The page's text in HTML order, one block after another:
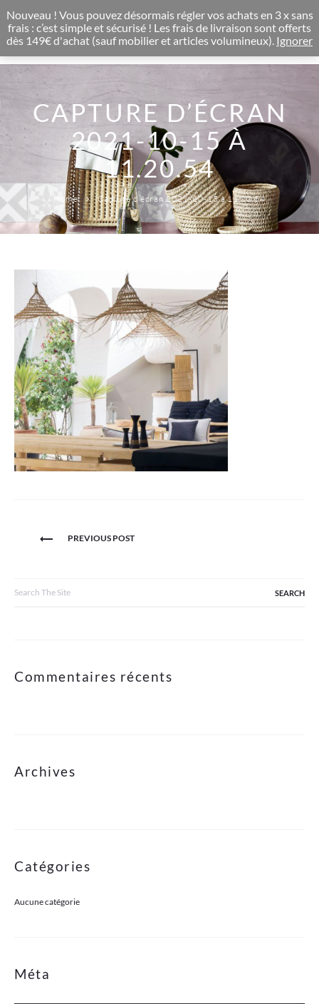
0
CAPTURE D’ÉCRAN
2021-10-15 À
11.20.54
Home Capture d’écran 2021-10-15 à 11.20.54
NavigationPREVIOUS POST
for:
Commentaires récents
Archives
Catégories
Aucune catégorie
Méta
Nouveau ! Vous pouvez désormais régler vos achats en 3 x sans
frais : c’est simple et sécurisé ! Les frais de livraison sont offerts
dès 149€ d'achat (sauf mobilier et articles volumineux). Ignorer